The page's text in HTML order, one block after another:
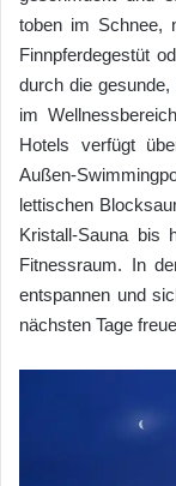
toben im Schnee,
Finnpferdegestüt
durch die
im
Hotels verfügt
Außen-
lettischen
Kristall-Sauna bis
Fitnessraum. In
entspannen und
nächsten Tage